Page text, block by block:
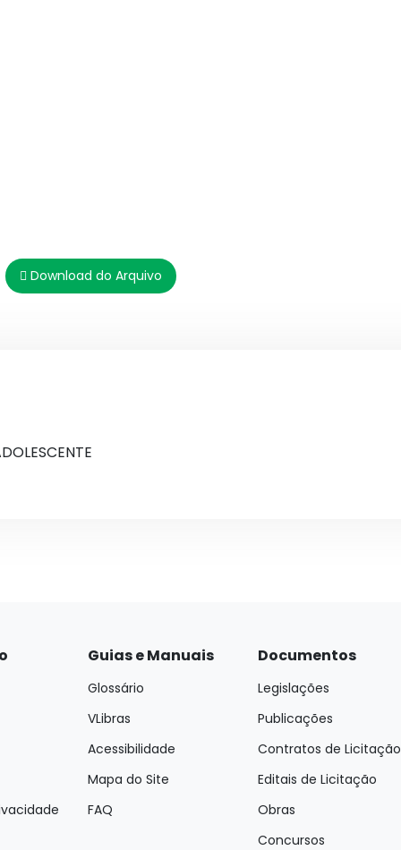
Download do Arquivo
Guias e Manuais
Glossário
VLibras
Acessibilidade
Mapa do Site
FAQ
Documentos
Legislações
Publicações
Contratos de Licitação
Editais de Licitação
Obras
Concursos